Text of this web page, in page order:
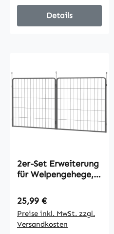
Details
2er-Set Erweiterung
für Welpengehege,
Paneele,
Haustierspielplatz,
Welpenzaun aus
Stahl, Grau
Regulärer Preis:
25,99 €
Preise inkl. MwSt. zzgl.
Versandkosten